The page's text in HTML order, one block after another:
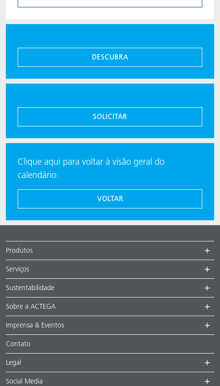
DESCUBRA
SOLICITAR
Clique aqui para voltar à visão geral do
calendário.
VOLTAR
Produtos
Serviços
Sustentabilidade
Sobre a ACTEGA
Imprensa & Eventos
Contato
Legal
Social Media